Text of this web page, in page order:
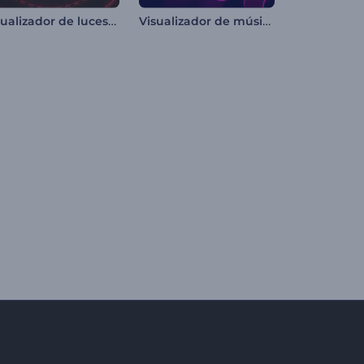
Visualizador de luces reactivas al sonido Visualizador de música de líquido en movimiento